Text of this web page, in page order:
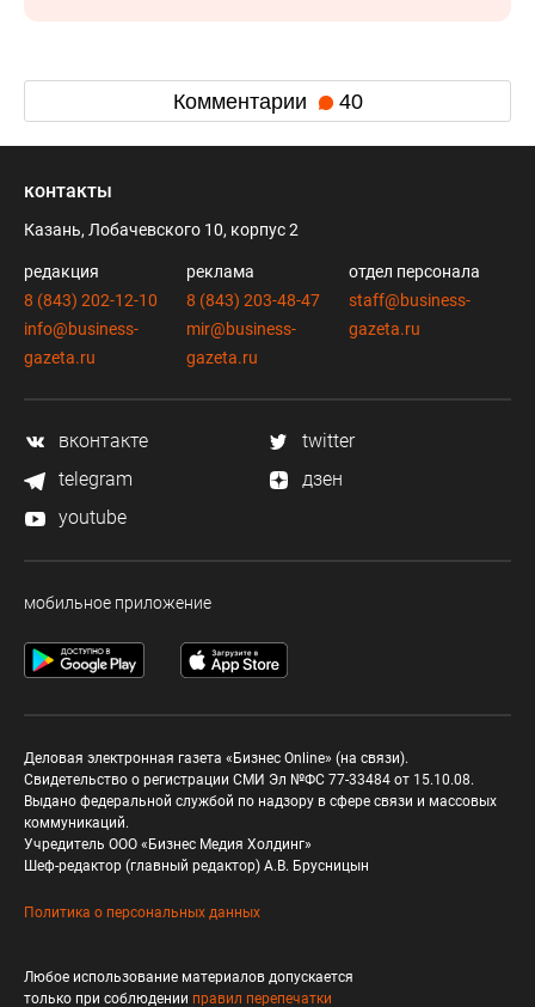
Комментарии 40
контакты
Казань, Лобачевского 10, корпус 2
редакция
8 (843) 202-12-10
info@business-
gazeta.ru
реклама
8 (843) 203-48-47
mir@business-
gazeta.ru
отдел персонала
staff@business-
gazeta.ru
вконтакте
twitter
telegram
дзен
youtube
мобильное приложение
Деловая электронная газета «Бизнес Online» (на связи).
Свидетельство о регистрации СМИ Эл №ФС 77-33484 от 15.10.08.
Выдано федеральной службой по надзору в сфере связи и массовых
коммуникаций.
Учредитель ООО «Бизнес Медия Холдинг»
Шеф-редактор (главный редактор) А.В. Брусницын
Политика о персональных данных
Любое использование материалов допускается
только при соблюдении правил перепечатки